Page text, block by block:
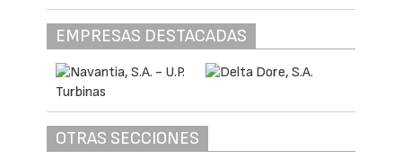
EMPRESAS DESTACADAS
OTRAS SECCIONES